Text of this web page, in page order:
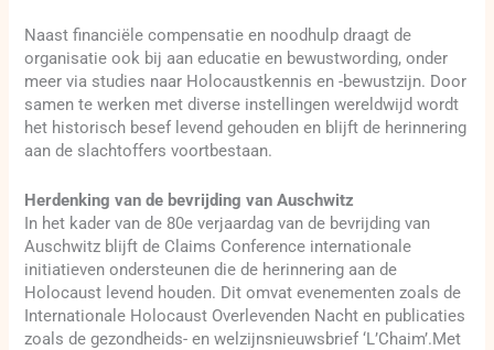
Naast financiële compensatie en noodhulp draagt de
organisatie ook bij aan educatie en bewustwording, onder
meer via studies naar Holocaustkennis en -bewustzijn. Door
samen te werken met diverse instellingen wereldwijd wordt
het historisch besef levend gehouden en blijft de herinnering
aan de slachtoffers voortbestaan.
Herdenking van de bevrijding van Auschwitz
In het kader van de 80e verjaardag van de bevrijding van
Auschwitz blijft de Claims Conference internationale
initiatieven ondersteunen die de herinnering aan de
Holocaust levend houden. Dit omvat evenementen zoals de
Internationale Holocaust Overlevenden Nacht en publicaties
zoals de gezondheids- en welzijnsnieuwsbrief ‘L’Chaim’.Met